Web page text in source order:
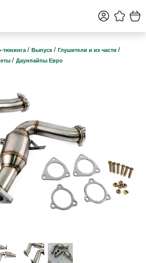
тюнинга / Выпуск / Глушители и их части /
/ Даунпайпы Евро